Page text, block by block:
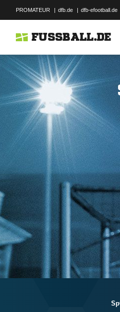
PROMATEUR | dfb.de | dfb-efootball.de
FUSSBALL.DE